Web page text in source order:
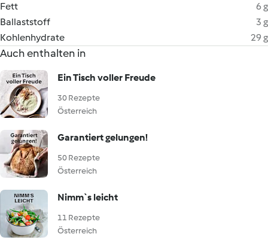
Fett
6 g
Ballaststoff
3 g
Kohlenhydrate
29 g
Auch enthalten in
Ein Tisch voller Freude
30 Rezepte
Österreich
Garantiert gelungen!
50 Rezepte
Österreich
Nimm`s leicht
11 Rezepte
Österreich